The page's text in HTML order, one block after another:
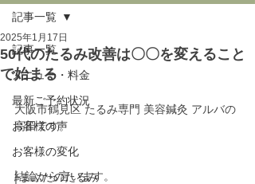
記事一覧
メニュー・料金
最新ご予約状況
お客様の声
お客様の変化
├まぶたのたるみ
記事一覧
50代のたるみ改善は〇〇を変えること
で始まる
2025年1月17日
大阪市鶴見区 たるみ専門 美容鍼灸 アルバの
高田です。
結論から言います。